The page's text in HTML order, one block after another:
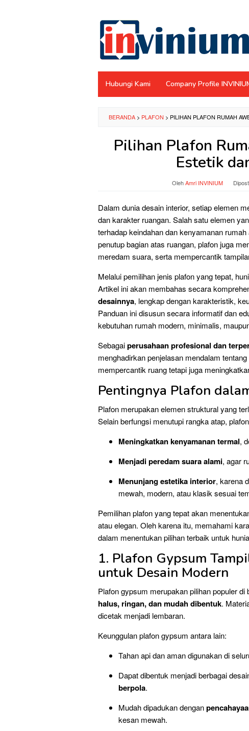
konten
Hubungi Kami Company Profile
BERANDA > PLAFON > PILIHAN PLAFON RUMAH
Pilihan Plafon
Estetik
OlehAmri INVINIUM
Dalam dunia desain interior, setiap elemen
dan karakter ruangan. Salah satu elemen
terhadap keindahan dan kenyamanan rumah
penutup bagian atas ruangan, plafon juga
meredam suara, serta mempercantik
Melalui pemilihan jenis plafon yang tepat,
Artikel ini akan membahas secara
desainnya, lengkap dengan karakteristik,
Panduan ini disusun secara informatif dan
kebutuhan rumah modern, minimalis,
Sebagaiperusahaan profesional dan
menghadirkan penjelasan mendalam
mempercantik ruang tetapi juga
Pentingnya Plafon
Plafon merupakan elemen struktural yang
Selain berfungsi menutupi rangka atap,
Meningkatkan kenyamanan termal,
Menjadi peredam suara alami, agar
Menunjang estetika interior, karena
mewah, modern, atau klasik sesuai
Pemilihan plafon yang tepat akan
atau elegan. Oleh karena itu, memahami
dalam menentukan pilihan terbaik untuk
1. Plafon Gypsum
untuk Desain Modern
Plafon gypsum merupakan pilihan populer
halus, ringan, dan mudah dibentuk.
dicetak menjadi lembaran.
Keunggulan plafon gypsum antara lain:
Tahan api dan aman digunakan di
Dapat dibentuk menjadi berbagai
berpola.
Mudah dipadukan dengan
kesan mewah.